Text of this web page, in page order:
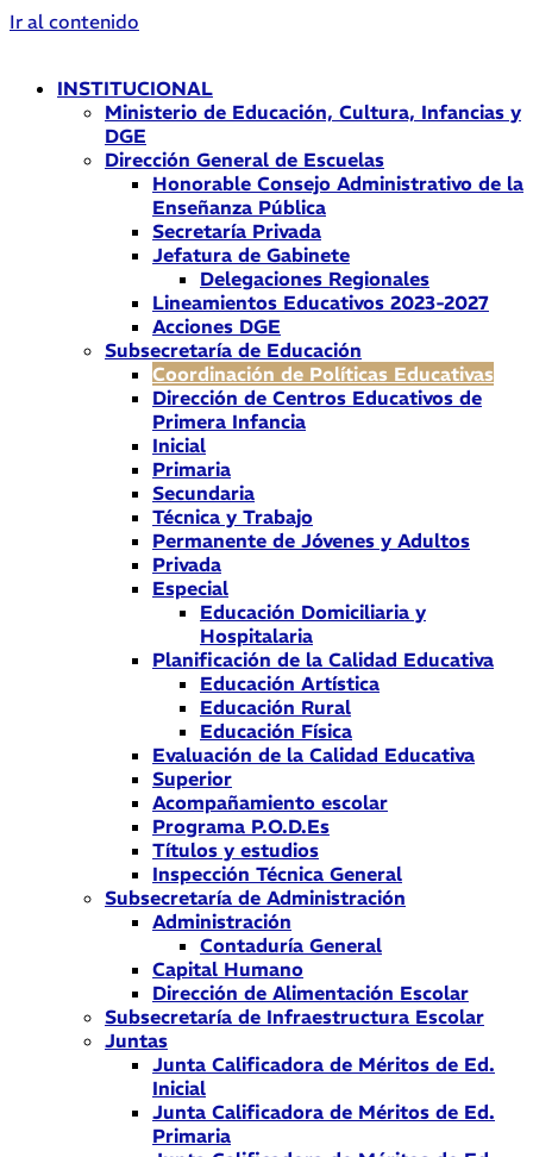
Ir al contenido
INSTITUCIONAL
Ministerio de Educación, Cultura, Infancias y
DGE
Dirección General de Escuelas
Honorable Consejo Administrativo de la
Enseñanza Pública
Secretaría Privada
Jefatura de Gabinete
Delegaciones Regionales
Lineamientos Educativos 2023-2027
Acciones DGE
Subsecretaría de Educación
Coordinación de Políticas Educativas
Dirección de Centros Educativos de
Primera Infancia
Inicial
Primaria
Secundaria
Técnica y Trabajo
Permanente de Jóvenes y Adultos
Privada
Especial
Educación Domiciliaria y
Hospitalaria
Planificación de la Calidad Educativa
Educación Artística
Educación Rural
Educación Física
Evaluación de la Calidad Educativa
Superior
Acompañamiento escolar
Programa P.O.D.Es
Títulos y estudios
Inspección Técnica General
Subsecretaría de Administración
Administración
Contaduría General
Capital Humano
Dirección de Alimentación Escolar
Subsecretaría de Infraestructura Escolar
Juntas
Junta Calificadora de Méritos de Ed.
Inicial
Junta Calificadora de Méritos de Ed.
Primaria